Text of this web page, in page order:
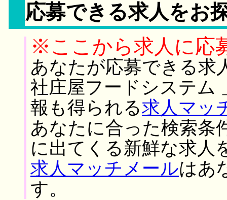
応募できる求人をお
※ここから求人に応
あなたが応募できる求
社庄屋フードシステム
報も得られる求人マッ
あなたに合った検索条
に出てくる新鮮な求人
求人マッチメールはあ
す。